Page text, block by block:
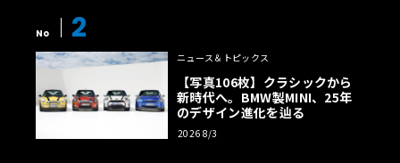
No 2
ニュース＆トピックス
【写真106枚】クラシックから
新時代へ。BMW製MINI、25年
のデザイン進化を辿る
2026 8/3